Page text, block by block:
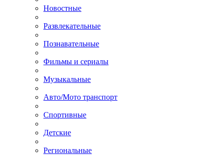
Новостные
Развлекательные
Познавательные
Фильмы и сериалы
Музыкальные
Авто/Мото транспорт
Спортивные
Детские
Региональные